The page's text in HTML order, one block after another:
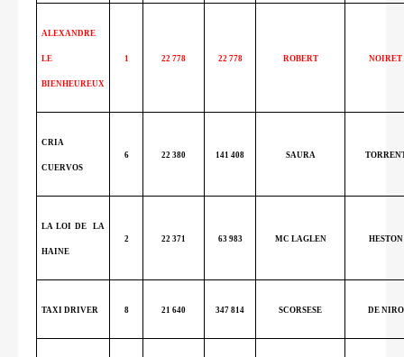
ALEXANDRE
LE
BIENHEUREUX
1 22 778 22 778 ROBERT NOIRET
CRIA
CUERVOS
6 22 380 141 408 SAURA
LA LOI DE LA
HAINE
2 22 371 63 983 MC LAGLEN HESTON
TAXI DRIVER 8 21 640 347 814 SCORSESE DE NIRO